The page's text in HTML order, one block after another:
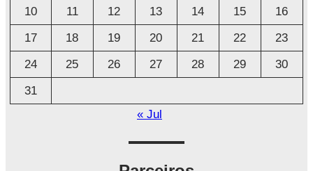
o
10
11 12 13 14 15
16
17
18 19 20 21 22
23
24
25 26 27 28 29
30
31
« Jul